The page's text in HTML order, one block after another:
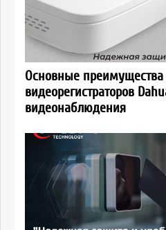
Основные преимущества
видеорегистраторов
видеонаблюдения